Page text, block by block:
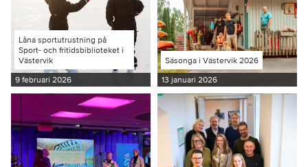
Låna sportutrustning på
Sport- och fritidsbiblioteket i
Västervik
9 februari 2026
Säsonga i Västervik 2026
13 januari 2026